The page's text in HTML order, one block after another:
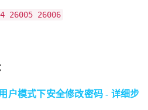
26005 26006
户模式下安全修改密码 - 详细步